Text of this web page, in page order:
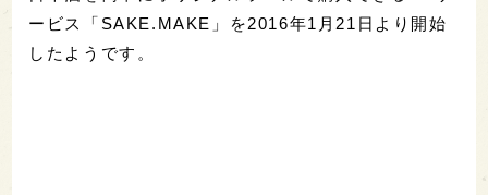
ービス「SAKE.MAKE」を2016年1月21日より開始
したようです。